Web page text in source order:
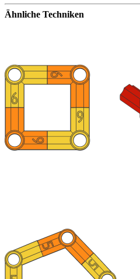
Ähnliche Techniken